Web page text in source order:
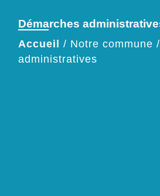
Démarches
Accueil / Notre commune /
administratives